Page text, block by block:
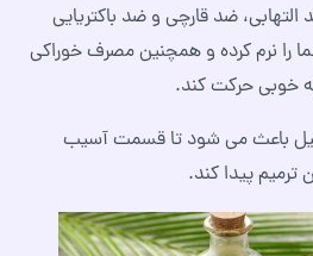
ضد قارچی و ضد باکتریایی
را نرم کرده و همچنین مصرف خوراکی
خوبی حرکت کند.
باعث می شود تا قسمت آسیب
ترمیم پیدا کند.